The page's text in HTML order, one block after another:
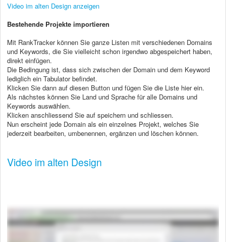
Video im alten Design anzeigen
Bestehende Projekte importieren
Mit RankTracker können Sie ganze Listen mit verschiedenen Domains
und Keywords, die Sie vielleicht schon irgendwo abgespeichert haben,
direkt einfügen.
Die Bedingung ist, dass sich zwischen der Domain und dem Keyword
lediglich ein Tabulator befindet.
Klicken Sie dann auf diesen Button und fügen Sie die Liste hier ein.
Als nächstes können Sie Land und Sprache für alle Domains und
Keywords auswählen.
Klicken anschliessend Sie auf speichern und schliessen.
Nun erscheint jede Domain als ein einzelnes Projekt, welches Sie
jederzeit bearbeiten, umbenennen, ergänzen und löschen können.
Video im alten Design